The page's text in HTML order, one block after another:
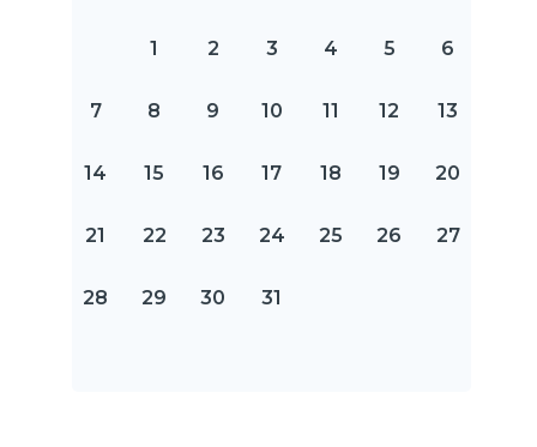
1 2 3 4 5 6
7 8 9 10 11 12 13
14 15 16 17 18 19 20
21 22 23 24 25 26 27
28 29 30 31